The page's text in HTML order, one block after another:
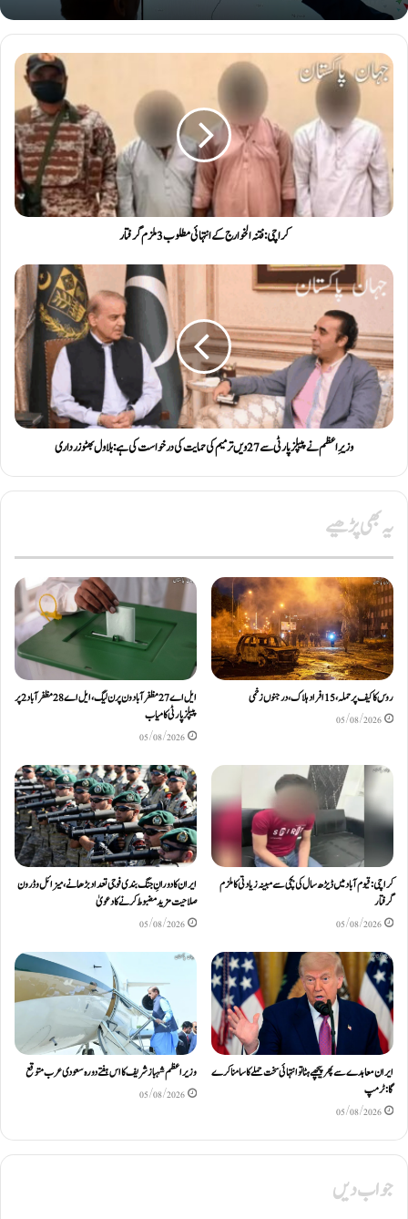
کراچی: فتنہ الخوارج کے انتہائی مطلوب 3 ملزم گرفتار
وزیرِاعظم نے پیپلز پارٹی سے 27ویں ترمیم کی حمایت کی درخواست کی ہے: بلاول بھٹو زرداری
یہ بھی پڑھیے
روس کا کیف پر حملہ، 15 افراد ہلاک، درجنوں زخمی
05/08/2026
ایل اے 27 مظفرآباد ون پر ن لیگ، ایل اے 28 مظفر آباد 2 پر
پیپلز پارٹی کامیاب
05/08/2026
کراچی: قیوم آباد میں ڈیڑھ سال کی بچی سے مبینہ زیادتی کا ملزم
گرفتار
05/08/2026
ایران کا دورانِ جنگ بندی فوجی تعداد بڑھانے، میزائل و ڈرون
صلاحیت مزید مضبوط کرنے کا دعویٰ
05/08/2026
ایران معاہدے سے پھر پیچھے ہٹا تو انتہائی سخت حملے کا سامنا کرے
گا: ٹرمپ
05/08/2026
وزیراعظم شہباز شریف کا اس ہفتے دورہ سعودی عرب متوقع
05/08/2026
جواب دیں